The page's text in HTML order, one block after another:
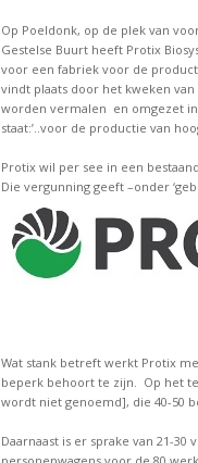
Op Poeldonk, op de plek van
Gestelse Buurt heeft Protix
voor een fabriek voor de
vindt plaats door het kweken
worden vermalen en omgezet
staat:’..voor de productie van
Protix wil per see in een
Die vergunning geeft –onder
Wat stank betreft werkt Protix
beperk behoort te zijn. Op het
wordt niet genoemd], die 40-50
Daarnaast is er sprake van 21-